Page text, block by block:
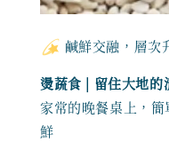
鹹鮮交融，層次
燙蔬食 | 留住大地的
家常的晚餐桌上，
鮮